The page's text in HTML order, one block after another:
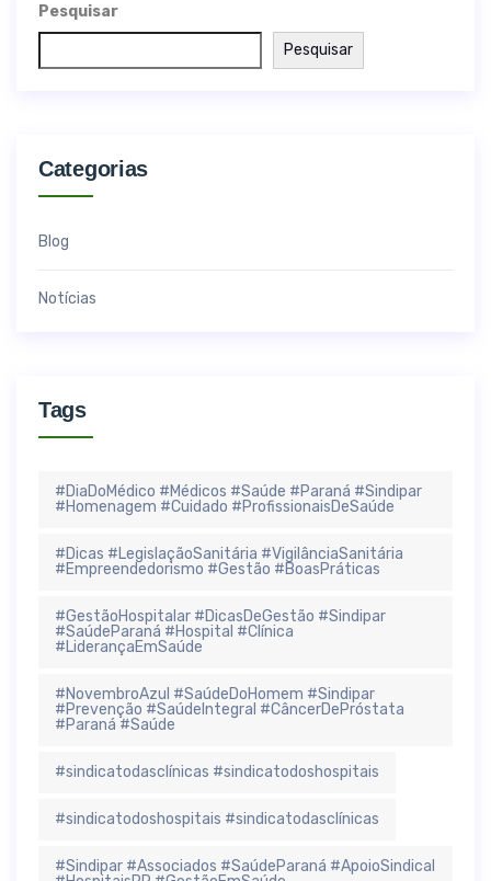
Pesquisar
Pesquisar
Categorias
Blog
Notícias
Tags
#DiaDoMédico #Médicos #Saúde #Paraná #Sindipar
#Homenagem #Cuidado #ProfissionaisDeSaúde
#Dicas #LegislaçãoSanitária #VigilânciaSanitária
#Empreendedorismo #Gestão #BoasPráticas
#GestãoHospitalar #DicasDeGestão #Sindipar
#SaúdeParaná #Hospital #Clínica
#LiderançaEmSaúde
#NovembroAzul #SaúdeDoHomem #Sindipar
#Prevenção #SaúdeIntegral #CâncerDePróstata
#Paraná #Saúde
#sindicatodasclínicas #sindicatodoshospitais
#sindicatodoshospitais #sindicatodasclínicas
#Sindipar #Associados #SaúdeParaná #ApoioSindical